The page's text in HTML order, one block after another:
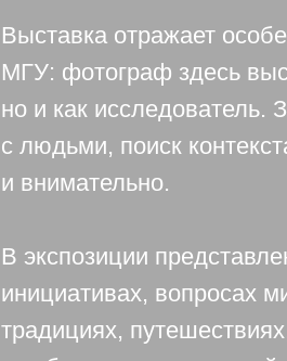
Выставка отражает
МГУ: фотограф здесь
но и как
с людьми, поиск
и внимательно.
В экспозиции
инициативах, вопросах
традициях,